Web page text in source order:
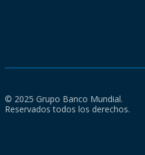
© 2025 Grupo Banco Mundial.
Reservados todos los derechos.